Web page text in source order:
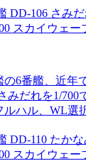
DD-106 さみ
スカイウェー
6番艦、近年
みだれを1/700
ルハル、WL選
DD-110 たかな
スカイウェー